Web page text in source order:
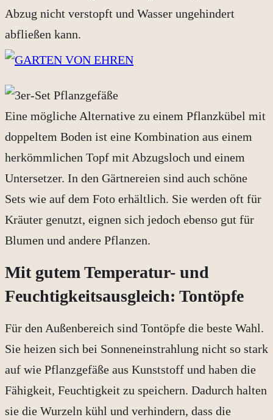
Abzug nicht verstopft und Wasser ungehindert
abfließen kann.
Eine mögliche Alternative zu einem Pflanzkübel mit
doppeltem Boden ist eine Kombination aus einem
herkömmlichen Topf mit Abzugsloch und einem
Untersetzer. In den Gärtnereien sind auch schöne
Sets wie auf dem Foto erhältlich. Sie werden oft für
Kräuter genutzt, eignen sich jedoch ebenso gut für
Blumen und andere Pflanzen.
Mit gutem Temperatur- und
Feuchtigkeitsausgleich: Tontöpfe
Für den Außenbereich sind Tontöpfe die beste Wahl.
Sie heizen sich bei Sonneneinstrahlung nicht so stark
auf wie Pflanzgefäße aus Kunststoff und haben die
Fähigkeit, Feuchtigkeit zu speichern. Dadurch halten
sie die Wurzeln kühl und verhindern, dass die